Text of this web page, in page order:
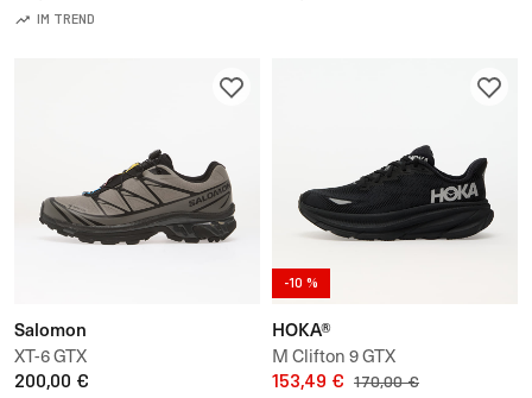
IM TREND
Salomon
XT-6 GTX
200,00 €
-10 %
HOKA®
M Clifton 9 GTX
153,49 € 170,00 €